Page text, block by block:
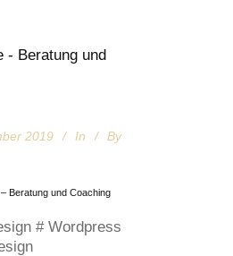
2019 In
By
Beratung und Coaching
# Wordpress